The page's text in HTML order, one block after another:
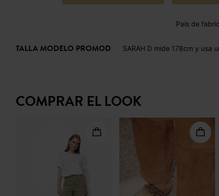
País de
TALLA MODELO PROMOD SARAH D mide 178cm y usa
COMPRAR EL LOOK